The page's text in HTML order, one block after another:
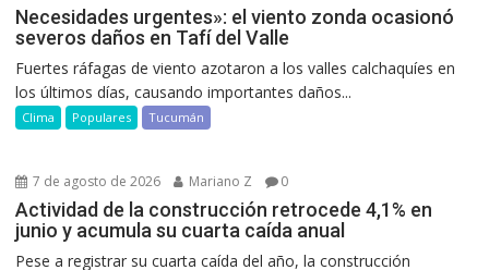
Necesidades urgentes»: el viento zonda ocasionó
severos daños en Tafí del Valle
Fuertes ráfagas de viento azotaron a los valles calchaquíes en
los últimos días, causando importantes daños...
Clima Populares Tucumán
7 de agosto de 2026 Mariano Z 0
Actividad de la construcción retrocede 4,1% en
junio y acumula su cuarta caída anual
Pese a registrar su cuarta caída del año, la construcción